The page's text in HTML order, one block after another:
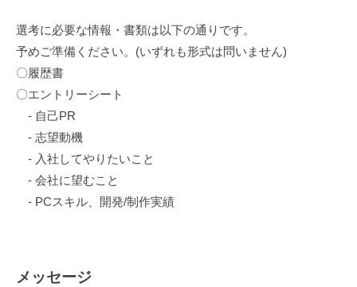
選考に必要な情報・書類は以下の通りです。
予めご準備ください。(いずれも形式は問いません)
〇履歴書
〇エントリーシート
- 自己PR
- 志望動機
- 入社してやりたいこと
- 会社に望むこと
- PCスキル、開発/制作実績
メッセージ